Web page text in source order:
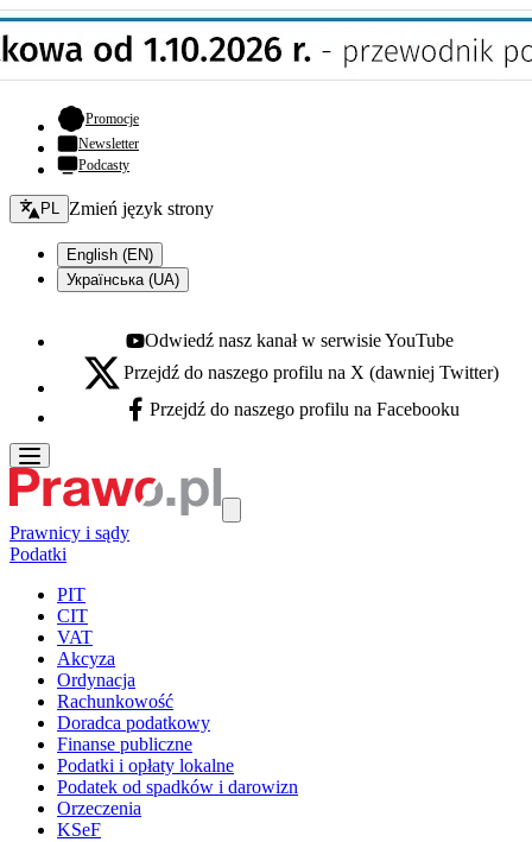
Promocje- otwiera się w nowej karcie
Newsletter
Podcasty
Zmień język - bieżący:
PL Zmień język strony
English (EN)
Українська (UA)
Youtube - otwiera się w nowej karcie
Odwiedź nasz kanał w serwisie YouTube
X - otwiera się w nowej karcie
Przejdź do naszego profilu na X (dawniej Twitter)
Facebook - otwiera się w nowej karcie
Przejdź do naszego profilu na Facebooku
Prawnicy i sądy
Podatki
PIT
CIT
VAT
Akcyza
Ordynacja
Rachunkowość
Doradca podatkowy
Finanse publiczne
Podatki i opłaty lokalne
Podatek od spadków i darowizn
Orzeczenia
KSeF